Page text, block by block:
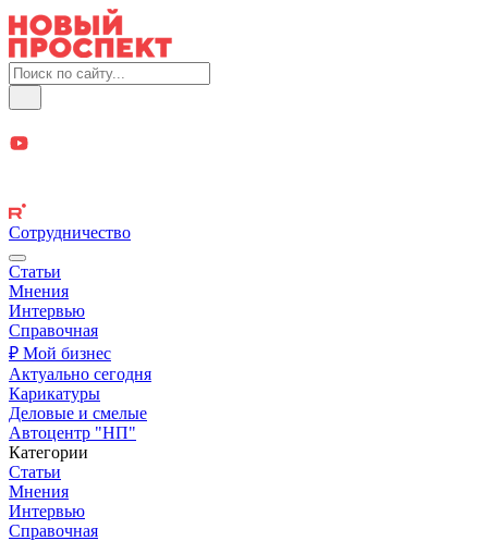
Сотрудничество
Статьи
Мнения
Интервью
Справочная
₽ Мой бизнес
Актуально сегодня
Карикатуры
Деловые и смелые
Автоцентр "НП"
Категории
Статьи
Мнения
Интервью
Справочная